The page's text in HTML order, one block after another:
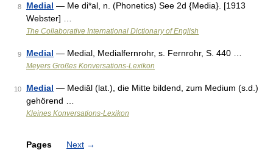
8 Medial — Me di*al, n. (Phonetics) See 2d {Media}. [1913
Webster] …
The Collaborative International Dictionary of English
9 Medial — Medial, Medialfernrohr, s. Fernrohr, S. 440 …
Meyers Großes Konversations-Lexikon
10 Medial — Mediāl (lat.), die Mitte bildend, zum Medium (s.d.)
gehörend …
Kleines Konversations-Lexikon
Pages Next →